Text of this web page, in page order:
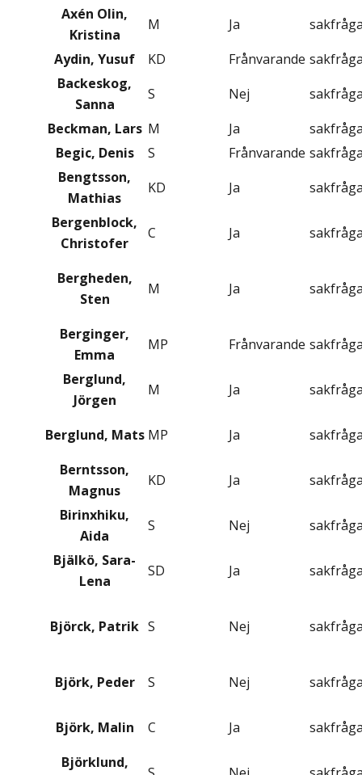
Axén Olin,
Kristina
M Ja
Aydin, Yusuf
KD Frånvarande
Backeskog,
Sanna
S Nej
Beckman, Lars M Ja
Begic, Denis
S Frånvarande
Bengtsson,
Mathias
KD Ja
Bergenblock,
Christofer
C Ja
Bergheden,
Sten
M Ja
Berginger,
Emma
MP Frånvarande
Berglund,
Jörgen
M Ja
Berglund, Mats MP Ja
Berntsson,
Magnus
KD Ja
Birinxhiku,
Aida
S Nej
Bjälkö, Sara-
Lena
SD Ja
Björck, Patrik S Nej
Björk, Peder S Nej
Björk, Malin C Ja
Björklund,